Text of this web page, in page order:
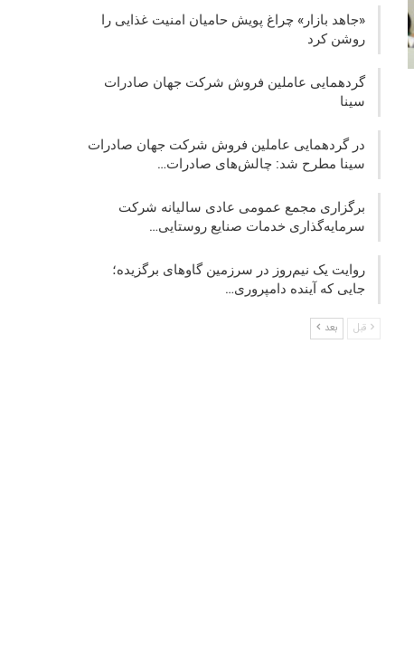
«جاهد بازار» چراغ پویش حامیان امنیت غذایی را
روشن کرد
گردهمایی عاملین فروش شرکت جهان صادرات
سینا
در گردهمایی عاملین فروش شرکت جهان صادرات
سینا مطرح شد: چالش‌های صادرات…
برگزاری مجمع عمومی عادی سالیانه شرکت
سرمایه‌گذاری خدمات صنایع روستایی…
روایت یک نیم‌روز در سرزمین گاوهای برگزیده؛
جایی که آینده دامپروری…
قبل بعد